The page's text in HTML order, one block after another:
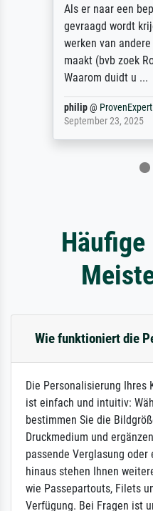
Als er naar een
gevraagd wordt
werken van
maakt (bvb zoek
Waarom duidt u ...
philip@ProvenExpert
September 23, 2025
Häufige
Wie funktioniert die
Die Personalisierung Ihres
ist einfach und intuitiv:
bestimmen Sie die
Druckmedium und
passende Verglasung
hinaus stehen Ihnen
wie Passepartouts, Filets
Verfügung. Bei Fragen ist